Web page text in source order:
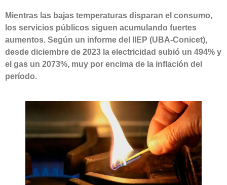
Mientras las bajas temperaturas disparan el consumo,
los servicios públicos siguen acumulando fuertes
aumentos. Según un informe del IIEP (UBA-Conicet),
desde diciembre de 2023 la electricidad subió un 494% y
el gas un 2073%, muy por encima de la inflación del
período.